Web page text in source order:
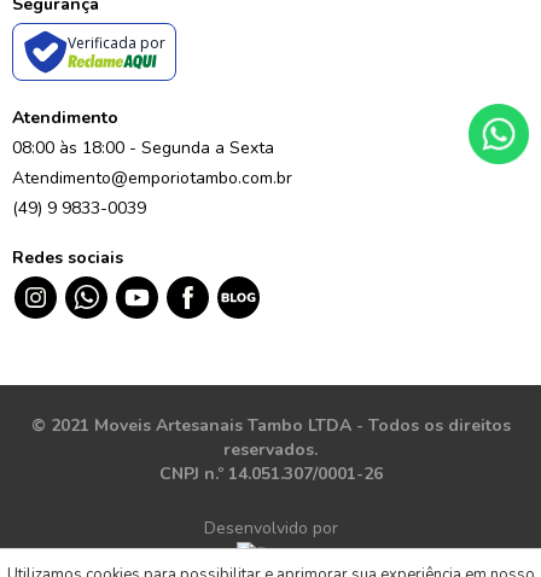
Verificada por
Atendimento
08:00 às 18:00 - Segunda a Sexta
Atendimento@emporiotambo.com.br
(49) 9 9833-0039
Redes sociais
© 2021 Moveis Artesanais Tambo LTDA - Todos os direitos
reservados.
CNPJ n.º 14.051.307/0001-26
Desenvolvido por